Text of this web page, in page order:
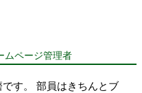
ムページ管理者
す。 部員はきちんとブ